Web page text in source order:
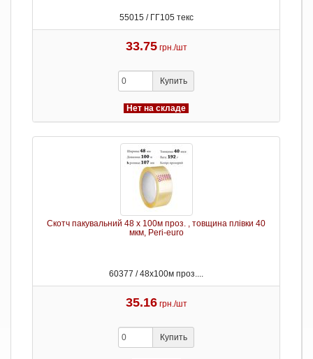
55015 / ГГ105 текс
33.75 грн./шт
Купить
Нет на складе
Скотч пакувальний 48 х 100м проз. , товщина плівки 40
мкм, Peri-euro
60377 / 48х100м проз....
35.16 грн./шт
Купить